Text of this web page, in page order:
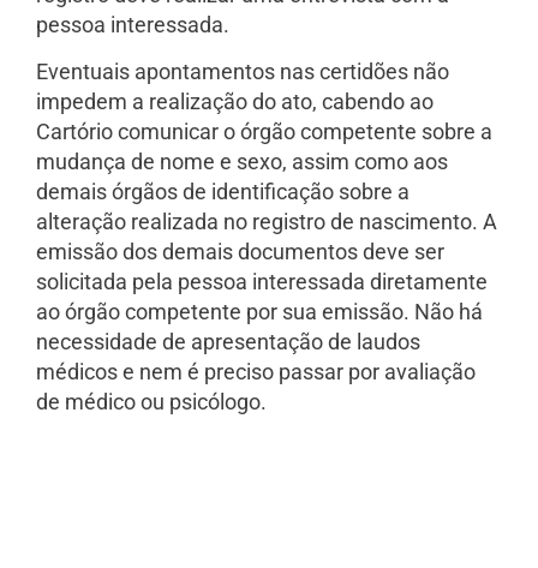
pessoa interessada.
Eventuais apontamentos nas certidões não
impedem a realização do ato, cabendo ao
Cartório comunicar o órgão competente sobre a
mudança de nome e sexo, assim como aos
demais órgãos de identificação sobre a
alteração realizada no registro de nascimento. A
emissão dos demais documentos deve ser
solicitada pela pessoa interessada diretamente
ao órgão competente por sua emissão. Não há
necessidade de apresentação de laudos
médicos e nem é preciso passar por avaliação
de médico ou psicólogo.